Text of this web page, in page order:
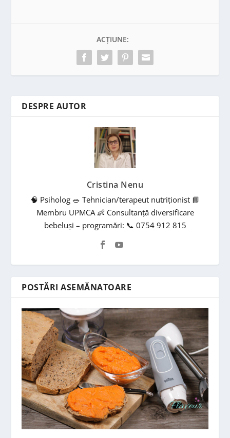
ACȚIUNE:
DESPRE AUTOR
Cristina Nenu
🧠 Psiholog 🥗 Tehnician/terapeut nutriționist 📘
Membru UPMCA 👶 Consultanță diversificare
bebeluși – programări: 📞 0754 912 815
POSTĂRI ASEMĂNATOARE